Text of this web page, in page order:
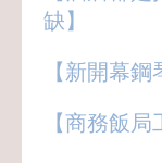
缺】
【新開幕鋼
【商務飯局